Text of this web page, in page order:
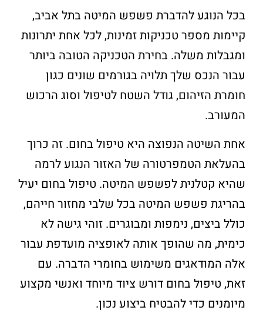
בכל הנוגע להדברת פשפש המיטה בתל אביב,
קיימות מספר טכניקות זמינות, לכל אחת יתרונות
ומגבלות משלה. בחירת הטכניקה הטובה ביותר
עבור הנכס שלך תלויה בגורמים שונים כגון
חומרת הזיהום, גודל השטח לטיפול וסוג הרכוש
המעורב.
אחת השיטה הנפוצה היא טיפול בחום. זה כרוך
בהעלאת הטמפרטורה של האזור הנגוע לרמה
שהיא קטלנית לפשפש המיטה. טיפול בחום יעיל
בהריגת פשפש המיטה בכל שלבי מחזור חייהם,
כולל ביצים, נימפות ומבוגרים. זוהי גישה לא
כימית, מה שהופך אותה לאופציה מועדפת עבור
אלה המודאגים משימוש בחומרי הדברה. עם
זאת, טיפול בחום דורש ציוד מיוחד ואנשי מקצוע
מיומנים כדי להבטיח ביצוע נכון.